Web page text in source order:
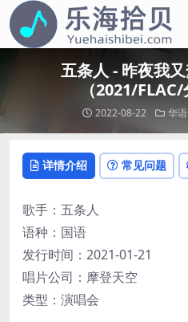
五条人 - 昨夜我
（2021/
2022-08-22 华
详情介绍 常见问题
歌手：五条人
语种：国语
发行时间：2021-01-21
唱片公司：摩登天空
类型：演唱会